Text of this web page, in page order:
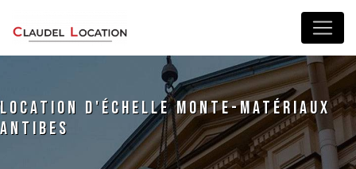
location d'échelle monte-matériaux
Antibes